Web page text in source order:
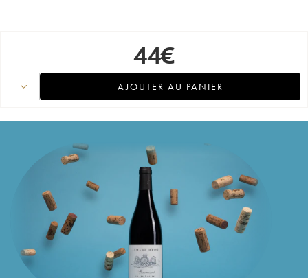
44€
AJOUTER AU PANIER